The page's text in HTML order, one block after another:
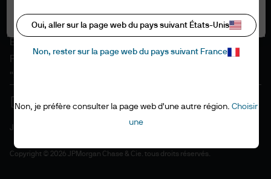
Accessibilité
EMEA remuneration policy
Plan du site
"Stewardship" de l'investissement
J.P. Morgan
Copyright © 2026 JPMorgan Chase & Cie. tous droits réservés.
Oui, aller sur la page web du pays suivant États-Unis
Non, rester sur la page web du pays suivant France
Non, je préfère consulter la page web d'une autre région. Choisir
une
Tout autoriser